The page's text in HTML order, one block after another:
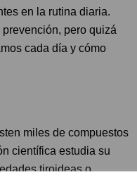
en la rutina diaria.
pero quizá
cada día y cómo
miles de compuestos
científica estudia su
tiroideas o